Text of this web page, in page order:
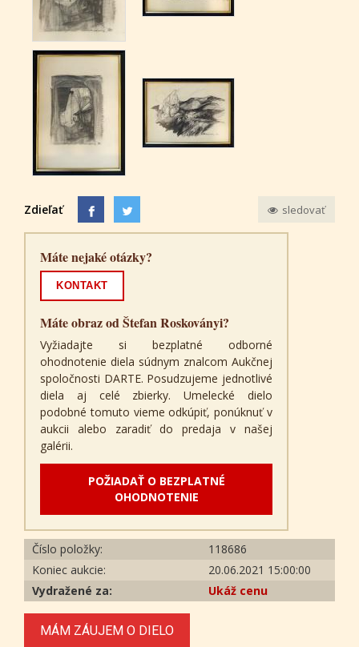
Zdieľať sledovať
Máte nejaké otázky?
KONTAKT
Máte obraz od Štefan Roskoványi?
Vyžiadajte si bezplatné odborné
ohodnotenie diela súdnym znalcom Aukčnej
spoločnosti DARTE. Posudzujeme jednotlivé
diela aj celé zbierky. Umelecké dielo
podobné tomuto vieme odkúpiť, ponúknuť v
aukcii alebo zaradiť do predaja v našej
galérii.
POŽIADAŤ O BEZPLATNÉ
OHODNOTENIE
Číslo položky:
118686
Koniec aukcie:
20.06.2021 15:00:00
Vydražené za:
Ukáž cenu
MÁM ZÁUJEM O DIELO